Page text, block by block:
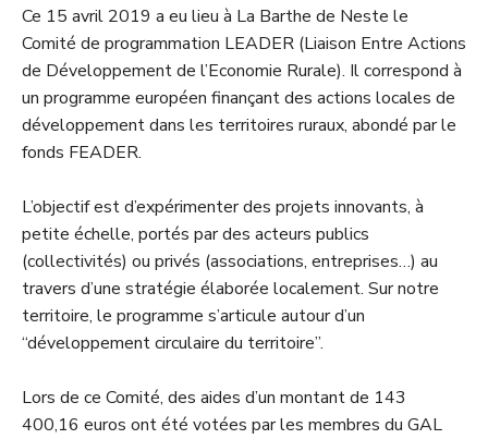
Ce 15 avril 2019 a eu lieu à La Barthe de Neste le
Comité de programmation LEADER (Liaison Entre Actions
de Développement de l’Economie Rurale). Il correspond à
un programme européen finançant des actions locales de
développement dans les territoires ruraux, abondé par le
fonds FEADER.
L’objectif est d’expérimenter des projets innovants, à
petite échelle, portés par des acteurs publics
(collectivités) ou privés (associations, entreprises…) au
travers d’une stratégie élaborée localement. Sur notre
territoire, le programme s’articule autour d’un
“développement circulaire du territoire”.
Lors de ce Comité, des aides d’un montant de 143
400,16 euros ont été votées par les membres du GAL